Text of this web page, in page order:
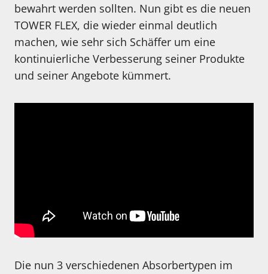
bewahrt werden sollten. Nun gibt es die neuen
TOWER FLEX, die wieder einmal deutlich
machen, wie sehr sich Schäffer um eine
kontinuierliche Verbesserung seiner Produkte
und seiner Angebote kümmert.
Die nun 3 verschiedenen Absorbertypen im